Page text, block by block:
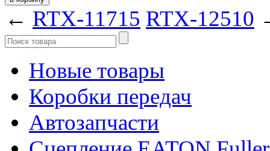
← RTX-11715 RTX-12510
Новые товары
Коробки передач
Автозапчасти